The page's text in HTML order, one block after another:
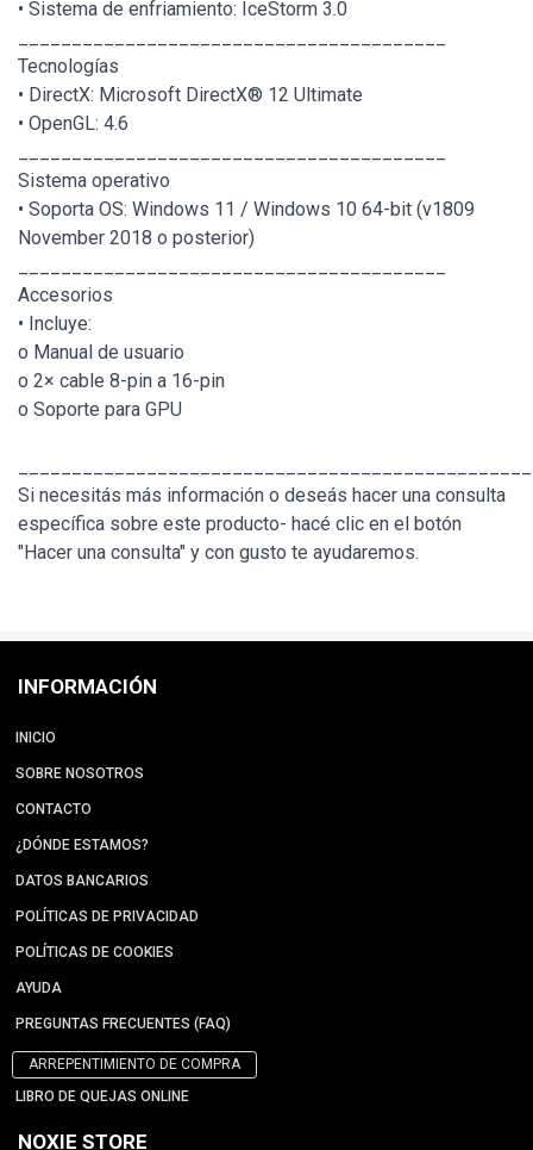
• Sistema de enfriamiento: IceStorm 3.0
Tecnologías
• DirectX: Microsoft DirectX® 12 Ultimate
• OpenGL: 4.6
Sistema operativo
• Soporta OS: Windows 11 / Windows 10 64-bit (v1809
November 2018 o posterior)
Accesorios
• Incluye:
o Manual de usuario
o 2× cable 8-pin a 16-pin
o Soporte para GPU
Si necesitás más información o deseás hacer una consulta
específica sobre este producto- hacé clic en el botón
"Hacer una consulta" y con gusto te ayudaremos.
INFORMACIÓN
INICIO
SOBRE NOSOTROS
CONTACTO
¿DÓNDE ESTAMOS?
DATOS BANCARIOS
POLÍTICAS DE PRIVACIDAD
POLÍTICAS DE COOKIES
AYUDA
PREGUNTAS FRECUENTES (FAQ)
ARREPENTIMIENTO DE COMPRA
LIBRO DE QUEJAS ONLINE
NOXIE STORE